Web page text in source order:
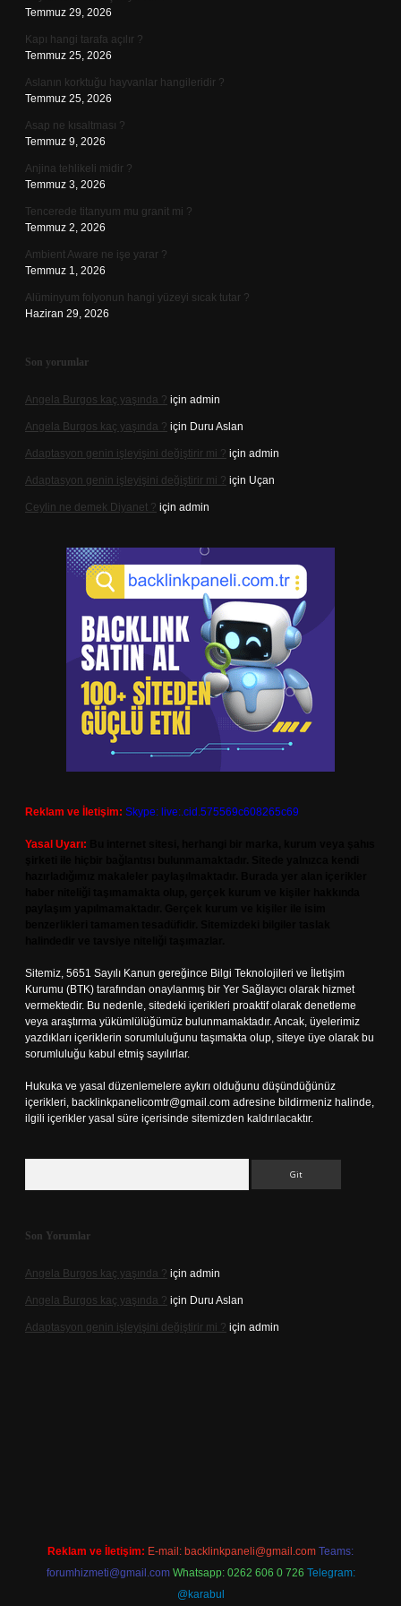
Temmuz 29, 2026
Kapı hangi tarafa açılır ?
Temmuz 25, 2026
Aslanın korktuğu hayvanlar hangileridir ?
Temmuz 25, 2026
Asap ne kısaltması ?
Temmuz 9, 2026
Anjina tehlikeli midir ?
Temmuz 3, 2026
Tencerede titanyum mu granit mi ?
Temmuz 2, 2026
Ambient Aware ne işe yarar ?
Temmuz 1, 2026
Alüminyum folyonun hangi yüzeyi sıcak tutar ?
Haziran 29, 2026
Son yorumlar
Angela Burgos kaç yaşında ? için admin
Angela Burgos kaç yaşında ? için Duru Aslan
Adaptasyon genin işleyişini değiştirir mi ? için admin
Adaptasyon genin işleyişini değiştirir mi ? için Uçan
Ceylin ne demek Diyanet ? için admin
Reklam ve İletişim: Skype: live:.cid.575569c608265c69
Yasal Uyarı:
Sitemiz, 5651 Sayılı Kanun gereğince Bilgi Teknolojileri ve İletişim
Kurumu (BTK) tarafından onaylanmış bir Yer Sağlayıcı olarak hizmet
vermektedir. Bu nedenle, sitedeki içerikleri proaktif olarak denetleme
veya araştırma yükümlülüğümüz bulunmamaktadır. Ancak, üyelerimiz
yazdıkları içeriklerin sorumluluğunu taşımakta olup, siteye üye olarak bu
sorumluluğu kabul etmiş sayılırlar.
Hukuka ve yasal düzenlemelere aykırı olduğunu düşündüğünüz
içerikleri, backlinkpanelicomtr@gmail.com adresine bildirmeniz halinde,
ilgili içerikler yasal süre içerisinde sitemizden kaldırılacaktır.
Son Yorumlar
Angela Burgos kaç yaşında ? için admin
Angela Burgos kaç yaşında ? için Duru Aslan
Adaptasyon genin işleyişini değiştirir mi ? için admin
Reklam ve İletişim: E-mail: backlinkpaneli@gmail.com Teams:
forumhizmeti@gmail.com Whatsapp: 0262 606 0 726 Telegram:
@karabul